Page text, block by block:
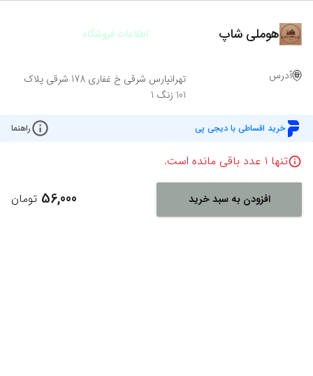
خرید اقساطی با دیجی پی راهنما
تنها 1 عدد باقی مانده است.
افزودن به سبد خرید 56,000 تومان
هوملی شاپ اطلاعات فروشگاه
آدرس
تهرانپارس شرقی خ غفاری 178 شرقی پلاک
101 زنگ 1